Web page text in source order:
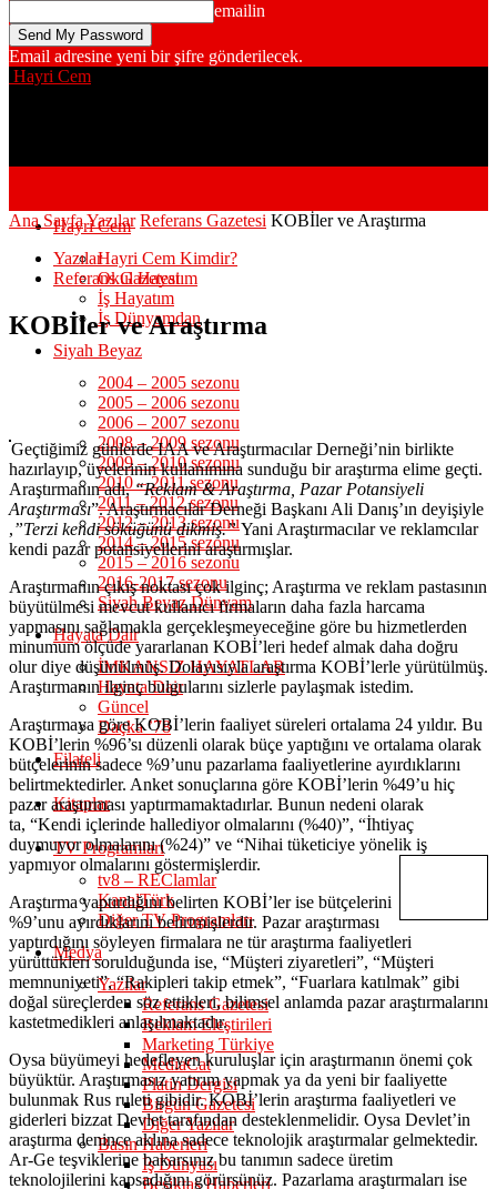
emailin
Email adresine yeni bir şifre gönderilecek.
Hayri Cem
Hayri Cem
Hayri Cem Kimdir?
Okul Hayatım
İş Hayatım
İş Dünyamdan
Siyah Beyaz
2004 – 2005 sezonu
2005 – 2006 sezonu
2006 – 2007 sezonu
2008 – 2009 sezonu
2009 – 2010 sezonu
2010 – 2011 sezonu
2011 – 2012 sezonu
2012 – 2013 sezonu
2014 – 2015 sezonu
2015 – 2016 sezonu
2016-2017 sezonu
Siyah Beyaz Dünyam
Hayata Dair
İMKANSIZ HAYATLAR
Hayata Dair
Güncel
Daçka ’78
Filateli
Kitaplar
TV Programları
tv8 – REClamlar
KanalTürk
Diğer TV Programları
Medya
Yazılar
Referans Gazetesi
Reklam Eleştirileri
Marketing Türkiye
MediaCat
Platin Dergisi
Birgün Gazetesi
Diğer Yazılar
Basın Haberleri
İş Dünyası
Beşiktaş Haberleri
Ana SayfaYazılar Referans Gazetesi KOBİler ve Araştırma
Yazılar
Referans Gazetesi
KOBİler ve Araştırma
Geçtiğimiz günlerde IAA ve Araştırmacılar Derneği’nin birlikte
hazırlayıp, üyelerinin kullanımına sunduğu bir araştırma elime geçti.
Araştırmanın adı,“Reklam & Araştırma, Pazar Potansiyeli
Araştırması”. Araştırmacılar Derneği Başkanı Ali Danış’ın deyişiyle
,”Terzi kendi söküğünü dikmiş.”Yani Araştırmacılar ve reklamcılar
kendi pazar potansiyellerini araştırmışlar.
Araştırmanın çıkış noktası çok ilginç; Araştırma ve reklam pastasının
büyütülmesi mevcut kullanıcı firmaların daha fazla harcama
yapmasını sağlamakla gerçekleşmeyeceğine göre bu hizmetlerden
minumum ölçüde yararlanan KOBİ’leri hedef almak daha doğru
olur diye düşünülmüş. Dolayısıyla araştırma KOBİ’lerle yürütülmüş.
Araştırmanın ilginç bulgularını sizlerle paylaşmak istedim.
Araştırmaya göre KOBİ’lerin faaliyet süreleri ortalama 24 yıldır. Bu
KOBİ’lerin %96’sı düzenli olarak büçe yaptığını ve ortalama olarak
bütçelerinin sadece %9’unu pazarlama faaliyetlerine ayırdıklarını
belirtmektedirler. Anket sonuçlarına göre KOBİ’lerin %49’u hiç
pazar araştırması yaptırmamaktadırlar. Bunun nedeni olarak
ta, “Kendi içlerinde hallediyor olmalarını (%40)”, “İhtiyaç
duymuyor olmalarını (%24)” ve “Nihai tüketiciye yönelik iş
yapmıyor olmalarını göstermişlerdir.
Araştırma yaptırdığını belirten KOBİ’ler ise bütçelerini
%9’unu ayırdıklarını belirtmişlerdir. Pazar araştırması
yaptırdığını söyleyen firmalara ne tür araştırma faaliyetleri
yürüttükleri sorulduğunda ise, “Müşteri ziyaretleri”, “Müşteri
memnuniyeti”, “Rakipleri takip etmek”, “Fuarlara katılmak” gibi
doğal süreçlerden söz ettikleri, bilimsel anlamda pazar araştırmalarını
kastetmedikleri anlaşılmaktadır.
Oysa büyümeyi hedefleyen kuruluşlar için araştırmanın önemi çok
büyüktür. Araştırmasız yatırım yapmak ya da yeni bir faaliyette
bulunmak Rus ruleti gibidir. KOBİ’lerin araştırma faaliyetleri ve
giderleri bizzat Devlet tarafından desteklenmelidir. Oysa Devlet’in
araştırma denince aklına sadece teknolojik araştırmalar gelmektedir.
Ar-Ge teşviklerine bakarsınız bu tanımın sadece üretim
teknolojilerini kapsadığını görürsünüz. Pazarlama araştırmaları ise